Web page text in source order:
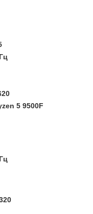
5 9500F